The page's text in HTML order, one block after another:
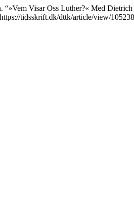
“»Vem Visar Oss Luther?« Med
tidsskrift.dk/dttk/article/view/